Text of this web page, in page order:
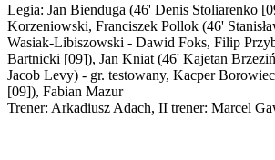
Legia: Jan Bienduga (46' Denis Stoliarenko
Korzeniowski, Franciszek Pollok (46'
Wasiak-Libiszowski - Dawid Foks, Filip
Bartnicki [09]), Jan Kniat (46' Kajetan
Jacob Levy) - gr. testowany, Kacper
[09]), Fabian Mazur
Trener: Arkadiusz Adach, II trener: Marcel